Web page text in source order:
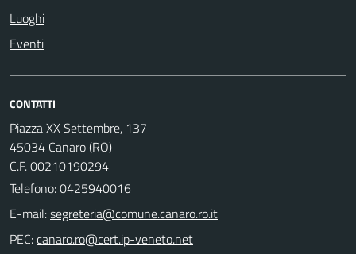
Luoghi
Eventi
CONTATTI
Piazza XX Settembre, 137
45034 Canaro (RO)
C.F. 00210190294
Telefono:0425940016
E-mail:
PEC: